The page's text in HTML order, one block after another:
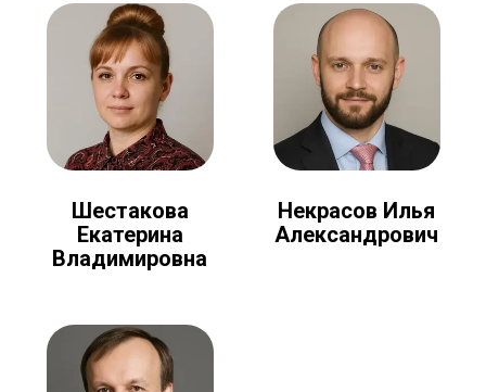
Шестакова
Екатерина
Владимировна
Некрасов Илья
Александрович